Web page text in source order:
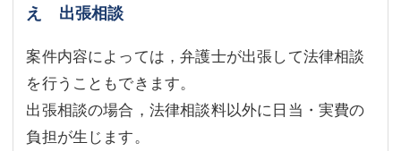
え 出張相談
案件内容によっては，弁護士が出張して法律相談
を行うこともできます。
出張相談の場合，法律相談料以外に日当・実費の
負担が生じます。